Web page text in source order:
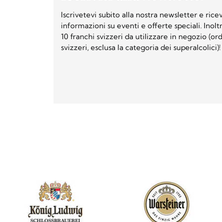
Iscrivetevi subito alla nostra newsletter e
informazioni su eventi e offerte speciali.
10 franchi svizzeri da utilizzare in negozio
svizzeri, esclusa la categoria dei superalcolici)!